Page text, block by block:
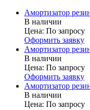
Амортизатор
В наличии
Цена: По запросу
Оформить заявку
Амортизатор
В наличии
Цена: По запросу
Оформить заявку
Амортизатор
В наличии
Цена: По запросу